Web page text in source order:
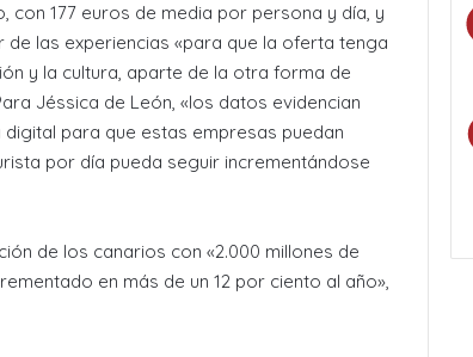
177 euros de media por persona y día, y
las experiencias «para que la oferta tenga
y la cultura, aparte de la otra forma de
Jéssica de León, «los datos evidencian
para que estas empresas puedan
por día pueda seguir incrementándose
de los canarios con «2.000 millones de
en más de un 12 por ciento al año»,